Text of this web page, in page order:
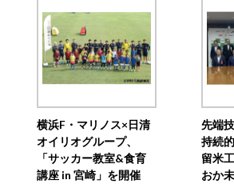
横浜F・マリノス×日清
オイリオグループ、
「サッカー教室&食育
講座 in 宮崎」を開催
先端
持続
留米
おか